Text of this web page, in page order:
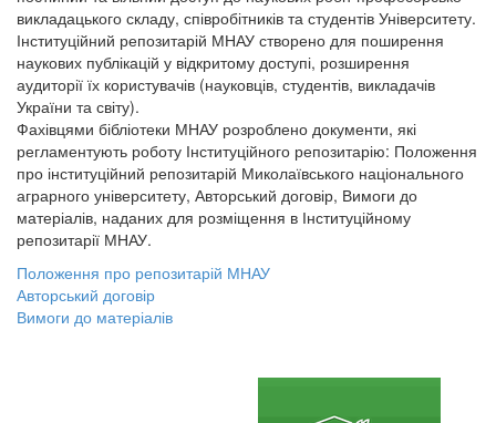
викладацького складу, співробітників та студентів Університету.
Інституційний репозитарій МНАУ створено для поширення
наукових публікацій у відкритому доступі, розширення
аудиторії їх користувачів (науковців, студентів, викладачів
України та світу).
Фахівцями бібліотеки МНАУ розроблено документи, які
регламентують роботу Інституційного репозитарію: Положення
про інституційний репозитарій Миколаївського національного
аграрного університету, Авторський договір, Вимоги до
матеріалів, наданих для розміщення в Інституційному
репозитарії МНАУ.
Положення про репозитарій МНАУ
Авторський договір
Вимоги до матеріалів